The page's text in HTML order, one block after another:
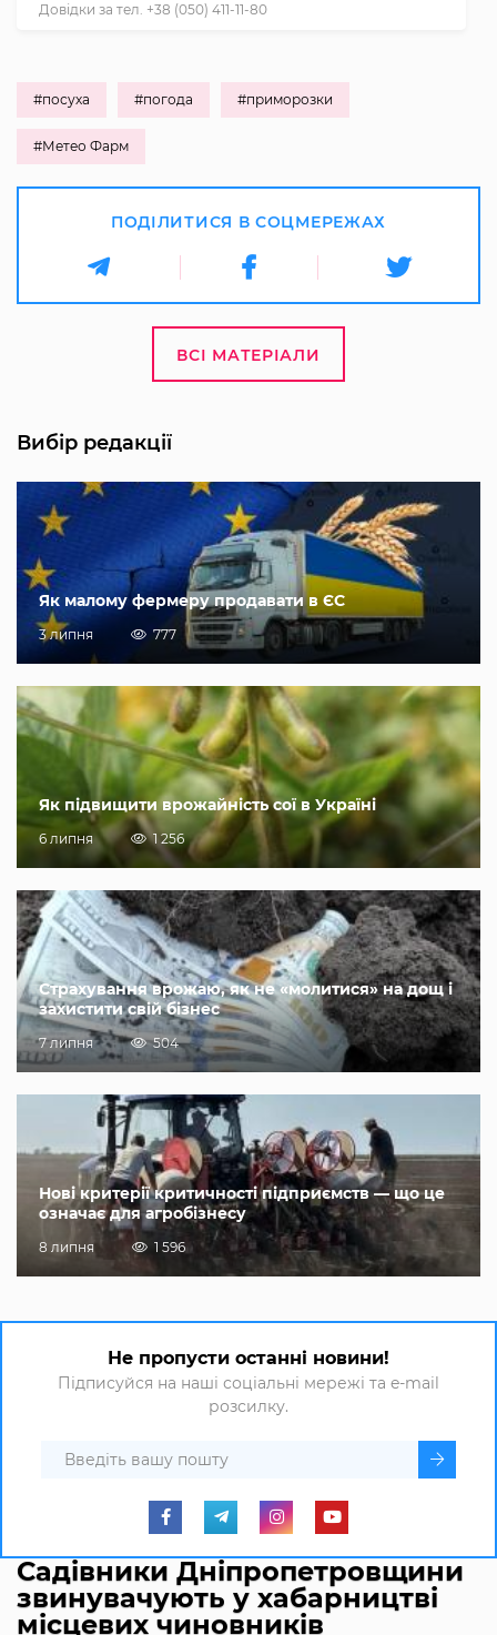
Довідки за тел. +38 (050) 411-11-80
#посуха #погода #приморозки
#Метео Фарм
ПОДІЛИТИСЯ В СОЦМЕРЕЖАХ
ВСІ МАТЕРІАЛИ
Вибір редакції
Як малому фермеру продавати в ЄС
3 липня 777
Як підвищити врожайність сої в Україні
6 липня 1 256
Страхування врожаю, як не «молитися» на дощ і
захистити свій бізнес
7 липня 504
Нові критерії критичності підприємств — що це
означає для агробізнесу
8 липня 1 596
Не пропусти останні новини!
Підписуйся на наші соціальні мережі та e-mail
розсилку.
Садівники Дніпропетровщини
звинувачують у хабарництві
місцевих чиновників